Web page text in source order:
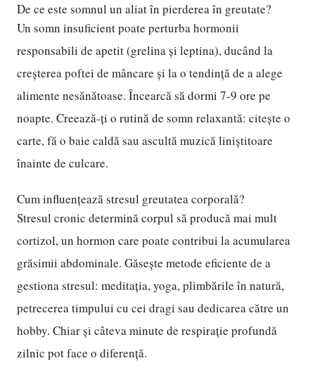
De ce este somnul un aliat în pierderea în greutate?
Un somn insuficient poate perturba hormonii
responsabili de apetit (grelina și leptina), ducând la
creșterea poftei de mâncare și la o tendință de a alege
alimente nesănătoase. Încearcă să dormi 7-9 ore pe
noapte. Creează-ți o rutină de somn relaxantă: citește o
carte, fă o baie caldă sau ascultă muzică liniștitoare
înainte de culcare.
Cum influențează stresul greutatea corporală?
Stresul cronic determină corpul să producă mai mult
cortizol, un hormon care poate contribui la acumularea
grăsimii abdominale. Găsește metode eficiente de a
gestiona stresul: meditația, yoga, plimbările în natură,
petrecerea timpului cu cei dragi sau dedicarea către un
hobby. Chiar și câteva minute de respirație profundă
zilnic pot face o diferență.